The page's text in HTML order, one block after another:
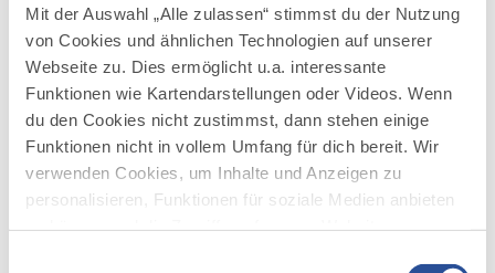
Mit der Auswahl „Alle zulassen“ stimmst du der Nutzung
von Cookies und ähnlichen Technologien auf unserer
Webseite zu. Dies ermöglicht u.a. interessante
Funktionen wie Kartendarstellungen oder Videos. Wenn
du den Cookies nicht zustimmst, dann stehen einige
Funktionen nicht in vollem Umfang für dich bereit. Wir
verwenden Cookies, um Inhalte und Anzeigen zu
personalisieren, Funktionen für soziale Medien anbieten
©
Eine abwechslungsreiche Runde ins Westallgäu mit
einer spritzigen Abfahrt vom Wendepunkt auf der
Kugel.
42,2 km 5:35 h
AUFSTIEG
1.074 m
SCHWIERIGKEIT
mittel